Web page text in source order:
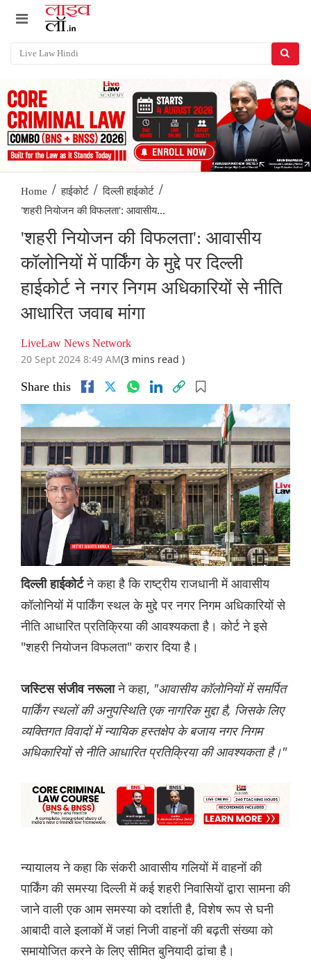
Home / हाईकोर्ट / दिल्ली हाईकोर्ट /
'शहरी नियोजन की विफलता': आवासीय...
'शहरी नियोजन की विफलता': आवासीय
कॉलोनियों में पार्किंग के मुद्दे पर दिल्ली
हाईकोर्ट ने नगर निगम अधिकारियों से नीति
आधारित जवाब मांगा
LiveLaw News Network
20 Sept 2024 8:49 AM(3 mins read )
Share this
दिल्ली हाईकोर्टने कहा है कि राष्ट्रीय राजधानी में आवासीय
कॉलोनियों में पार्किंग स्थल के मुद्दे पर नगर निगम अधिकारियों से
नीति आधारित प्रतिक्रिया की आवश्यकता है। कोर्ट ने इसे
"शहरी नियोजन विफलता" करार दिया है।
जस्टिस संजीव नरूलाने कहा, "आवासीय कॉलोनियों में समर्पित
पार्किंग स्थलों की अनुपस्थिति एक नागरिक मुद्दा है, जिसके लिए
व्यक्तिगत विवादों में न्यायिक हस्तक्षेप के बजाय नगर निगम
अधिकारियों से नीति आधारित प्रतिक्रिया की आवश्यकता है।"
न्यायालय ने कहा कि संकरी आवासीय गलियों में वाहनों की
पार्किंग की समस्या दिल्ली में कई शहरी निवासियों द्वारा सामना की
जाने वाली एक आम समस्या को दर्शाती है, विशेष रूप से घनी
आबादी वाले इलाकों में जहां निजी वाहनों की बढ़ती संख्या को
समायोजित करने के लिए सीमित बुनियादी ढांचा है।